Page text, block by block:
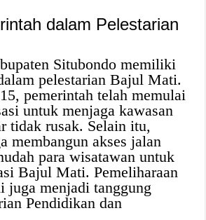
dalam Pelestarian
Situbondo memiliki
pelestarian Bajul Mati.
pemerintah telah memulai
untuk menjaga kawasan
tidak rusak. Selain itu,
membangun akses jalan
para wisatawan untuk
Bajul Mati. Pemeliharaan
juga menjadi tanggung
Pendidikan dan